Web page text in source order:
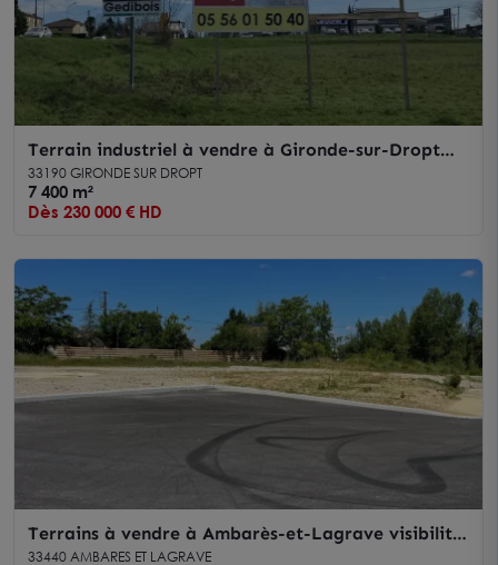
Terrain industriel à vendre à Gironde-sur-Dropt
avec visibilité optimale
33190 GIRONDE SUR DROPT
7 400 m²
Dès 230 000 € HD
Terrains à vendre à Ambarès-et-Lagrave visibilité
exceptionnelle depuis l'autoroute
33440 AMBARES ET LAGRAVE